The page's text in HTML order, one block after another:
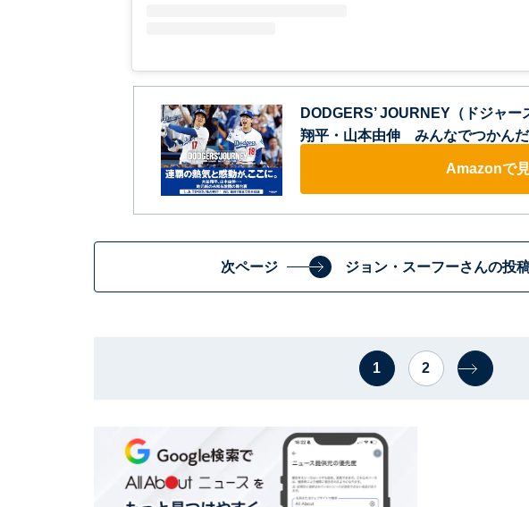
DODGERS’ JOURNEY（ドジャ
翔平・山本由伸 みんなでつかん
Amazonで
次ページ ジョン・スーフーさんの投
1 2